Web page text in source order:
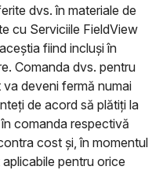
dvs. în materiale de
cu Serviciile FieldView
fiind incluși în
Comanda dvs. pentru
deveni fermă numai
de acord să plătiți la
comanda respectivă
cost și, în momentul
pentru orice